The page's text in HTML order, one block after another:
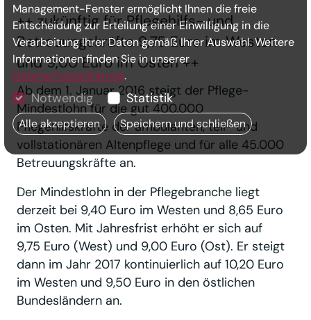
++ zukünftig für Pflegehilfs- und
Betreuungskräfte 9,75 Euro im Westen
und 9,00 Euro im Osten ++
Ab dem 1. Januar 2016 steigt der Pflege-
Mindestlohn für die gut 400.000
Pflegehilfskräfte der ambulanten, teil- und
vollstationären Altenpflege und für alle 45.000
Betreuungskräfte an.
Der Mindestlohn in der Pflegebranche liegt
derzeit bei 9,40 Euro im Westen und 8,65 Euro
im Osten. Mit Jahresfrist erhöht er sich auf
9,75 Euro (West) und 9,00 Euro (Ost). Er steigt
dann im Jahr 2017 kontinuierlich auf 10,20 Euro
im Westen und 9,50 Euro in den östlichen
Bundesländern an.
Management-Fenster ermöglicht Ihnen die freie
Entscheidung zur Erteilung einer Einwilligung in die
Verarbeitung Ihrer Daten gemäß Ihrer Auswahl. Weitere
Informationen finden Sie in unserer
Datenschutzerklärung.
Notwendig Statistik
Alle akzeptieren Speichern und schließen